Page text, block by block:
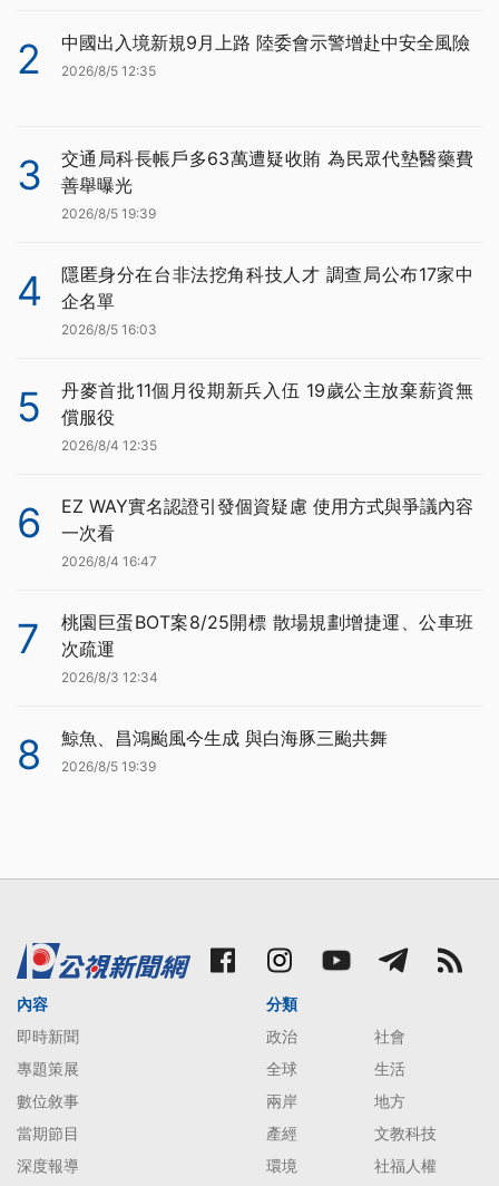
2 中國出入境新規9月上路 陸委會示警增赴中安全風險
2026/8/5 12:35
3
交通局科長帳戶多63萬遭疑收賄 為民眾代墊醫藥費
善舉曝光
2026/8/5 19:39
4
隱匿身分在台非法挖角科技人才 調查局公布17家中
企名單
2026/8/5 16:03
5
丹麥首批11個月役期新兵入伍 19歲公主放棄薪資無
償服役
2026/8/4 12:35
6
EZ WAY實名認證引發個資疑慮 使用方式與爭議內容
一次看
2026/8/4 16:47
7
桃園巨蛋BOT案8/25開標 散場規劃增捷運、公車班
次疏運
2026/8/3 12:34
8 鯨魚、昌鴻颱風今生成 與白海豚三颱共舞
2026/8/5 19:39
內容
即時新聞
專題策展
數位敘事
當期節目
深度報導
分類
政治
社會
全球
生活
兩岸
地方
產經
文教科技
環境
社福人權